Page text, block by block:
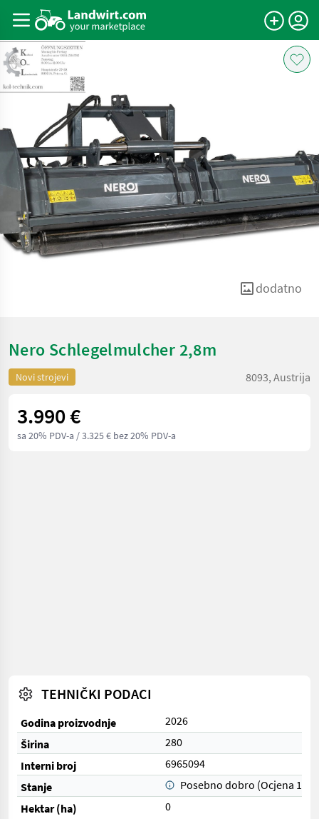
dodatno
Nero Schlegelmulcher 2,8m
Novi strojevi 8093, Austrija
3.990 €
sa 20% PDV-a / 3.325 € bez 20% PDV-a
TEHNIČKI PODACI
Godina proizvodnje
2026
Širina
280
Interni broj
6965094
Stanje
Posebno dobro (Ocjena 1)
Hektar (ha)
0